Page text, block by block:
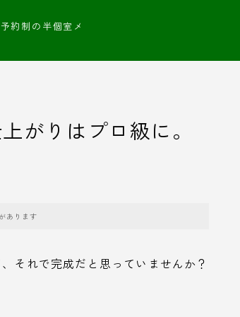
約制の半個室メ
がりはプロ級に。
あります
それで完成だと思っていませんか？